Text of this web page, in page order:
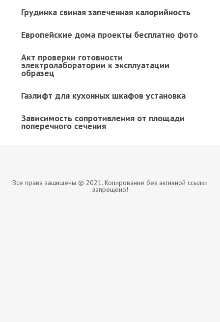
Грудинка свиная запеченная калорийность
Европейские дома проекты бесплатно фото
Акт проверки готовности
электролаборатории к эксплуатации
образец
Газлифт для кухонных шкафов установка
Зависимость сопротивления от площади
поперечного сечения
Все права защищены © 2021. Копирование без активной ссылки
запрещено!